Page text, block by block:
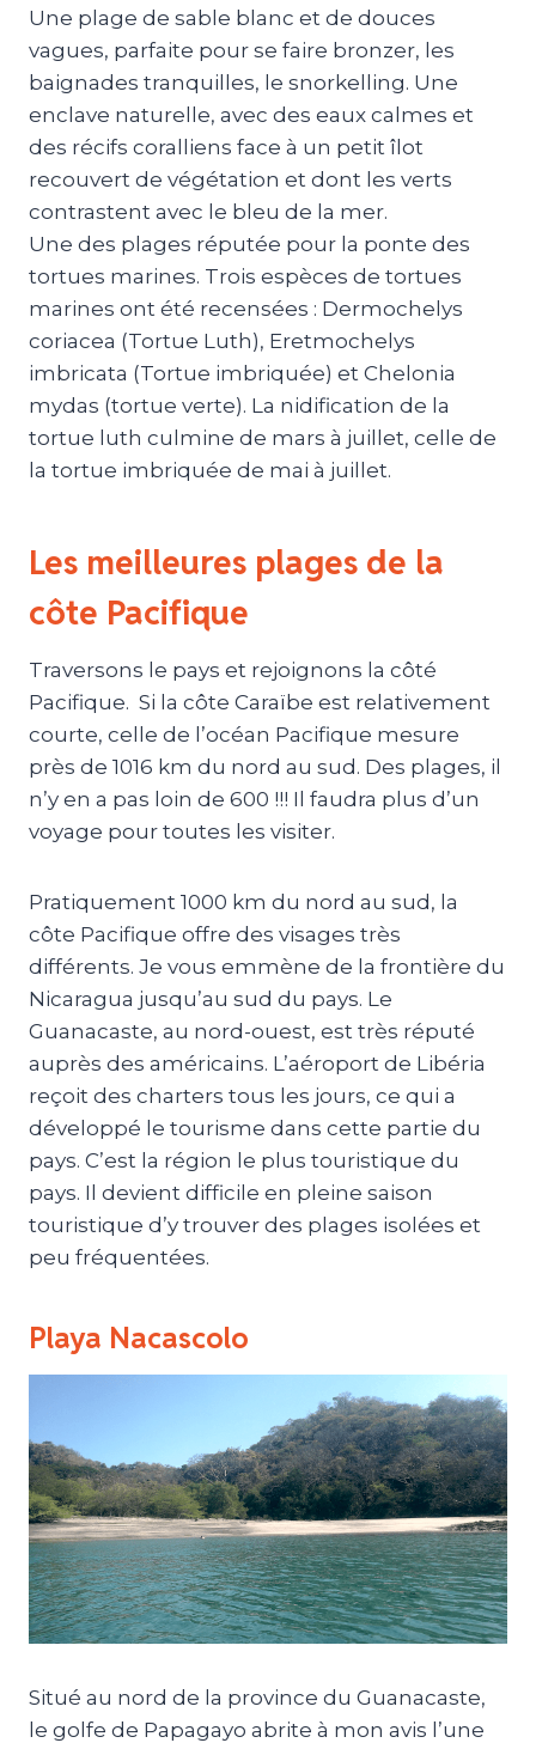
Une plage de sable blanc et de douces
vagues, parfaite pour se faire bronzer, les
baignades tranquilles, le snorkelling. Une
enclave naturelle, avec des eaux calmes et
des récifs coralliens face à un petit îlot
recouvert de végétation et dont les verts
contrastent avec le bleu de la mer.
Une des plages réputée pour la ponte des
tortues marines. Trois espèces de tortues
marines ont été recensées : Dermochelys
coriacea (Tortue Luth), Eretmochelys
imbricata (Tortue imbriquée) et Chelonia
mydas (tortue verte). La nidification de la
tortue luth culmine de mars à juillet, celle de
la tortue imbriquée de mai à juillet.
Les meilleures plages de la
côte Pacifique
Traversons le pays et rejoignons la côté
Pacifique. Si la côte Caraïbe est relativement
courte, celle de l’océan Pacifique mesure
près de 1016 km du nord au sud. Des plages, il
n’y en a pas loin de 600 !!! Il faudra plus d’un
voyage pour toutes les visiter.
Pratiquement 1000 km du nord au sud, la
côte Pacifique offre des visages très
différents. Je vous emmène de la frontière du
Nicaragua jusqu’au sud du pays. Le
Guanacaste, au nord-ouest, est très réputé
auprès des américains. L’aéroport de Libéria
reçoit des charters tous les jours, ce qui a
développé le tourisme dans cette partie du
pays. C’est la région le plus touristique du
pays. Il devient difficile en pleine saison
touristique d’y trouver des plages isolées et
peu fréquentées.
Playa Nacascolo
Situé au nord de la province du Guanacaste,
le golfe de Papagayo abrite à mon avis l’une